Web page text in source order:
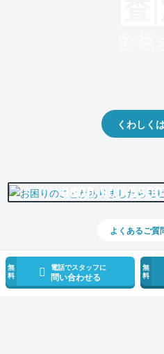
無
料
電話でスタッフに
問い合わせる
無
料
くわしく
0800-500-5500
よくあるご質